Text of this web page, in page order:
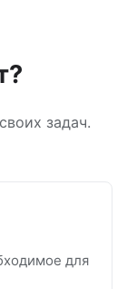
задач.
для